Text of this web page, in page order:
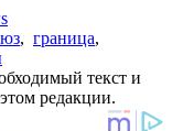
, граница,
текст и
редакции.